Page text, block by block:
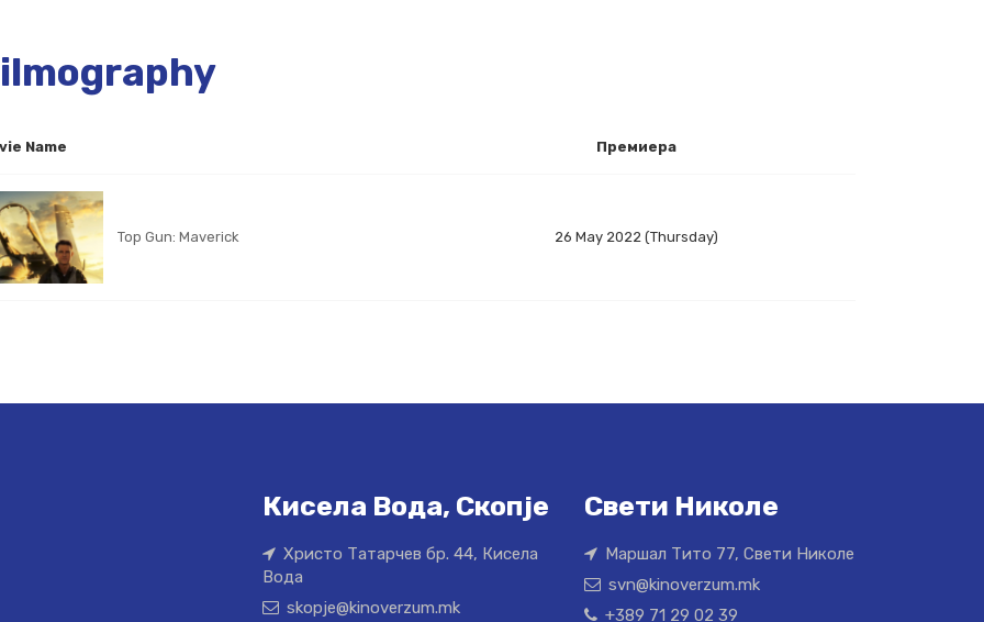
Name Премиера
Top Gun: Maverick 26 May 2022 (Thursday)
Кисела Вода, Скопје
Христо Татарчев бр. 44, Кисела
Вода
skopje@kinoverzum.mk
Свети Николе
Маршал Тито 77, Свети Николе
svn@kinoverzum.mk
+389 71 29 02 39